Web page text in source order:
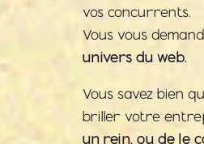
vos concurrents.
Vous vous
univers du web.
Vous savez bien
briller votre
un rein, ou de le